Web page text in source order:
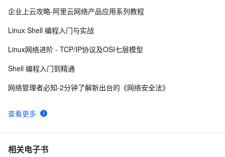
钥分配中心 KDC | 对称密钥分配 | 密钥分配协议 |
Kerberos 协议 )
10 对比了思科和华为网络设备的基本配置、接口配置、
令
查看更多
企业上云攻略-阿里云网络产品应用系列教程
Linux Shell 编程入门与实战
Linux网络进阶 - TCP/IP协议及OSI七层模型
Shell 编程入门到精通
网络管理者必知-2分钟了解新出台的《网络安全法》
相关电子书